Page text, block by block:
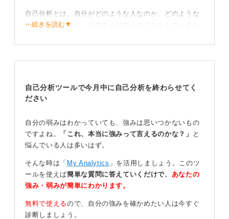
自己分析とは、自分がどのような人なのか、どのような
強みや弱みがあり、どのようなキャリアを歩んでいきた
いのかを改めて深く理解することです。
できません。
を明確にしよう
仮にOB・OG訪問に行ったとして、自分のことを理解し
考え方だからこう思いました」と話すことができないと
⋯続きを読む▼
自己分析ツールで今月中に自己分析を終わらせてく
ださい
自分の弱みはわかっていても、強みは思いつかないもの
ですよね。
「これ、本当に強みって言えるのかな？」
と
悩んでいる人は多いはず。
そんな時は「 My Analytics 」を活用しましょう。このツ
ールを使えば簡単な質問に答えていくだけで、 あなたの
強み・弱みが簡単にわかります。
無料で使えるので、自分の強みを確かめたい人は今すぐ
診断しましょう。